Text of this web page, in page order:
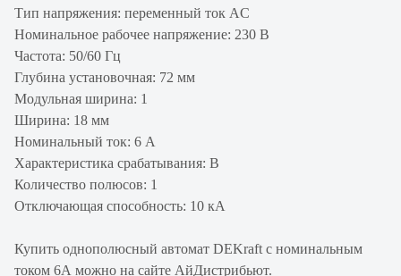
Тип напряжения: переменный ток AC
Номинальное рабочее напряжение: 230 В
Частота: 50/60 Гц
Глубина установочная: 72 мм
Модульная ширина: 1
Ширина: 18 мм
Номинальный ток: 6 А
Характеристика срабатывания: B
Количество полюсов: 1
Отключающая способность: 10 кА
Купить однополюсный автомат DEKraft с номинальным
током 6А можно на сайте АйДистрибьют.